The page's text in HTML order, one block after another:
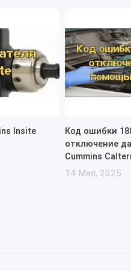
Insite
Код ошибки
отключение
Cummins
14 Мая, 2025